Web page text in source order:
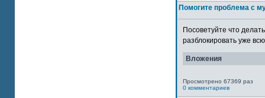
Помогите проблема с
Посоветуйте что
разблокировать уже
Вложения
Просмотрено 67369 раз
0 комментариев